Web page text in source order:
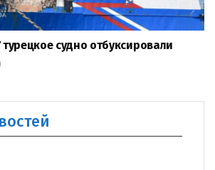
судно отбуксировали